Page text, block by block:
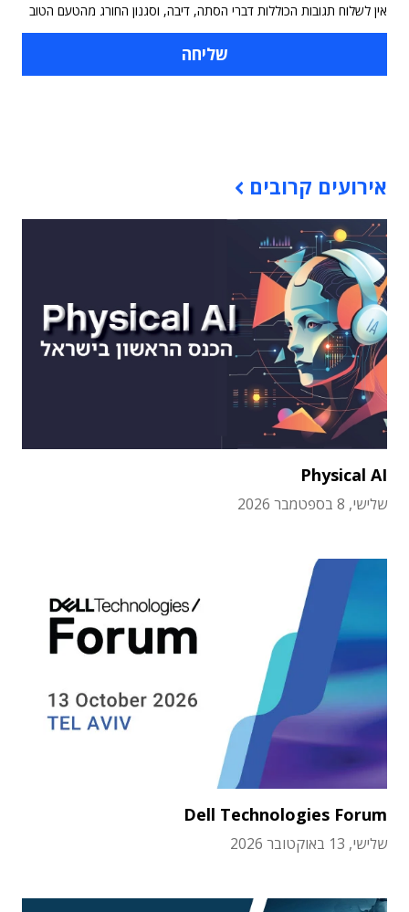
אין לשלוח תגובות הכוללות דברי הסתה, דיבה, וסגנון החורג מהטעם הטוב
אירועים קרובים
Physical AI
שלישי, 8 בספטמבר 2026
Dell Technologies Forum
שלישי, 13 באוקטובר 2026